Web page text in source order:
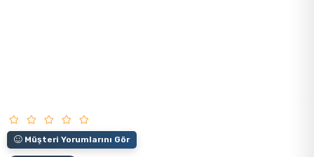
Müşteri Yorumlarını Gör